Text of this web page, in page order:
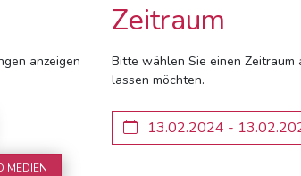
anzeigen
MEDIEN
Zeitraum
Bitte wählen Sie einen Zeitraum
lassen möchten.